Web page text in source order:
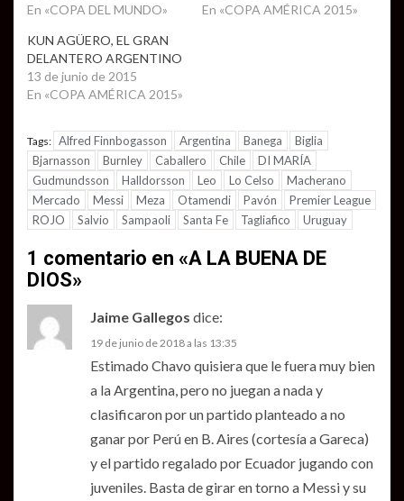
En «COPA DEL MUNDO»
En «COPA AMÉRICA 2015»
KUN AGÜERO, EL GRAN
DELANTERO ARGENTINO
13 de junio de 2015
En «COPA AMÉRICA 2015»
Tags: Alfred Finnbogasson Argentina Banega
Biglia
Bjarnasson
Burnley Caballero Chile
DI MARÍA
Gudmundsson
Halldorsson Leo Lo Celso
Macherano
Mercado
Messi Meza Otamendi Pavón
Premier League
ROJO
Salvio Sampaoli Santa Fe Tagliafico Uruguay
1 comentario en «A LA BUENA DE
DIOS»
Jaime Gallegos dice:
19 de junio de 2018 a las 13:35
Estimado Chavo quisiera que le fuera muy bien
a la Argentina, pero no juegan a nada y
clasificaron por un partido planteado a no
ganar por Perú en B. Aires (cortesía a Gareca)
y el partido regalado por Ecuador jugando con
juveniles. Basta de girar en torno a Messi y su